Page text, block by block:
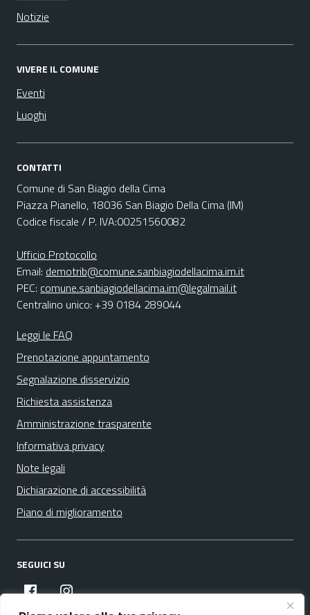
Notizie
VIVERE IL COMUNE
Eventi
Luoghi
CONTATTI
Comune di San Biagio della Cima
Piazza Pianello, 18036 San Biagio Della Cima (IM)
Codice fiscale / P. IVA:00251560082
Ufficio Protocollo
Email: demotrib@comune.sanbiagiodellacima.im.it
PEC: comune.sanbiagiodellacima.im@legalmail.it
Centralino unico: +39 0184 289044
Leggi le FAQ
Prenotazione appuntamento
Segnalazione disservizio
Richiesta assistenza
Amministrazione trasparente
Informativa privacy
Note legali
Dichiarazione di accessibilità
Piano di miglioramento
SEGUICI SU
facebookinstagram